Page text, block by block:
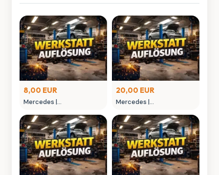
8,00 EUR
Mercedes |
20,00 EUR
Mercedes |